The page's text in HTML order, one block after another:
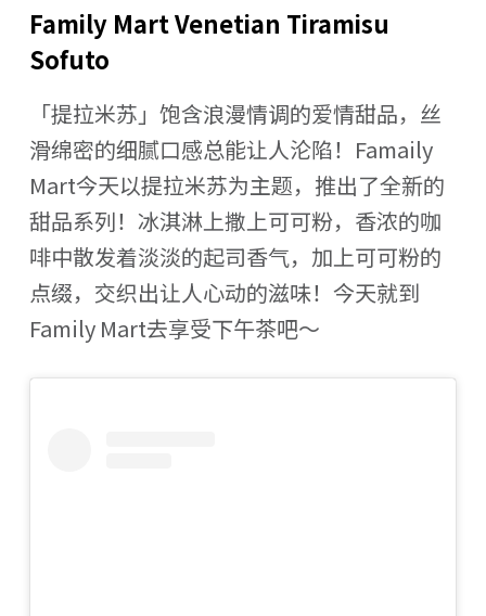
Family Mart Venetian Tiramisu
Sofuto
「提拉米苏」饱含浪漫情调的爱情甜品，丝
滑绵密的细腻口感总能让人沦陷！Famaily
Mart今天以提拉米苏为主题，推出了全新的
甜品系列！冰淇淋上撒上可可粉，香浓的咖
啡中散发着淡淡的起司香气，加上可可粉的
点缀，交织出让人心动的滋味！今天就到
Family Mart去享受下午茶吧～